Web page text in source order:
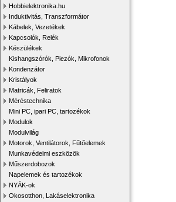
Hobbielektronika.hu
Induktivitás, Transzformátor
Kábelek, Vezetékek
Kapcsolók, Relék
Készülékek
Kishangszórók, Piezók, Mikrofonok
Kondenzátor
Kristályok
Matricák, Feliratok
Méréstechnika
Mini PC, ipari PC, tartozékok
Modulok
Modulvilág
Motorok, Ventilátorok, Fűtőelemek
Munkavédelmi eszközök
Műszerdobozok
Napelemek és tartozékok
NYÁK-ok
Okosotthon, Lakáselektronika